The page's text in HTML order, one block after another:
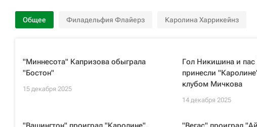
Общее Филадельфия Флайерз Каролина Харрикейнз
"Миннесота" Капризова обыграла
"Бостон"
15 декабря 2025
Гол Никишина и пас
принесли
клубом Мичкова
14 декабря 2025